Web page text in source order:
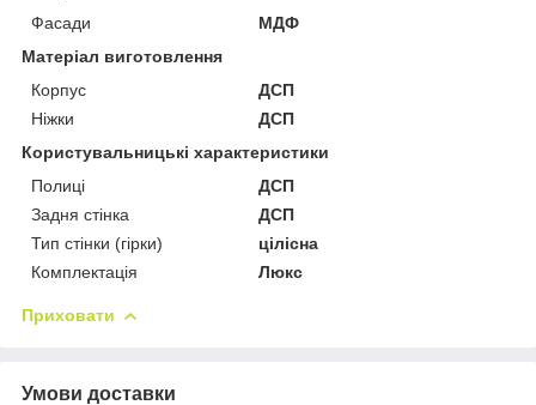
Фасади
МДФ
Матеріал виготовлення
Корпус
ДСП
Ніжки
ДСП
Користувальницькі характеристики
Полиці
ДСП
Задня стінка
ДСП
Тип стінки (гірки)
цілісна
Комплектація
Люкс
Приховати
Умови доставки